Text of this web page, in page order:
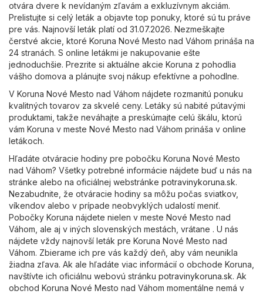
otvára dvere k nevídaným zľavám a exkluzívnym akciám.
Prelistujte si celý leták a objavte top ponuky, ktoré sú tu práve
pre vás. Najnovší leták platí od 31.07.2026. Nezmeškajte
čerstvé akcie, ktoré Koruna Nové Mesto nad Váhom prináša na
24 stranách. S online letákmi je nakupovanie ešte
jednoduchšie. Prezrite si aktuálne akcie Koruna z pohodlia
vášho domova a plánujte svoj nákup efektívne a pohodlne.
V Koruna Nové Mesto nad Váhom nájdete rozmanitú ponuku
kvalitných tovarov za skvelé ceny. Letáky sú nabité pútavými
produktami, takže neváhajte a preskúmajte celú škálu, ktorú
vám Koruna v meste Nové Mesto nad Váhom prináša v online
letákoch.
Hľadáte otváracie hodiny pre pobočku Koruna Nové Mesto
nad Váhom? Všetky potrebné informácie nájdete buď u nás na
stránke alebo na oficiálnej webstránke potravinykoruna.sk.
Nezabudnite, že otváracie hodiny sa môžu počas sviatkov,
víkendov alebo v prípade neobvyklých udalostí meniť.
Pobočky Koruna nájdete nielen v meste Nové Mesto nad
Váhom, ale aj v iných slovenských mestách, vrátane . U nás
nájdete vždy najnovší leták pre Koruna Nové Mesto nad
Váhom. Zbierame ich pre vás každý deň, aby vám neunikla
žiadna zľava. Ak ale hľadáte viac informácií o obchode Koruna,
navštívte ich oficiálnu webovú stránku potravinykoruna.sk. Ak
obchod Koruna Nové Mesto nad Váhom momentálne nemá v